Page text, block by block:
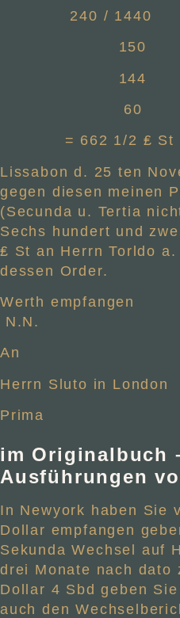
240 / 1440
150
144
60
= 662 1/2 ₤ St
Lissabon d. 25 ten
gegen diesen meinen
(Secunda u. Tertia
Sechs hundert und
₤ St an Herrn Torldo
dessen Order.
Werth
N.N.
An
Herrn Sluto in London
Prima
im Originalbuch
Ausführungen
In Newyork haben Sie
Dollar empfangen
Sekunda Wechsel auf
drei Monate nach dato
Dollar 4 Sbd geben
auch den